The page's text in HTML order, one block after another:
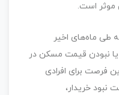
است.
طی ماه‌های اخیر
نبودن قیمت مسکن در
فرصت برای افرادی
نبود خریدار،